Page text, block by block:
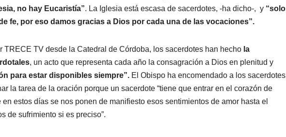
no hay Eucaristía”. La Iglesia está escasa de sacerdotes, -ha dicho-, y “solo
fe, por eso damos gracias a Dios por cada una de las vocaciones”.
TRECE TV desde la Catedral de Córdoba, los sacerdotes han hecho la
, un acto que representa cada año la consagración a Dios en plenitud y
para estar disponibles siempre”. El Obispo ha encomendado a los sacerdotes
la tarea de la oración porque un sacerdote “tiene que entrar en el corazón de
estos días se nos ponen de manifiesto esos sentimientos de amor hasta el
de sufrimiento si es preciso”.